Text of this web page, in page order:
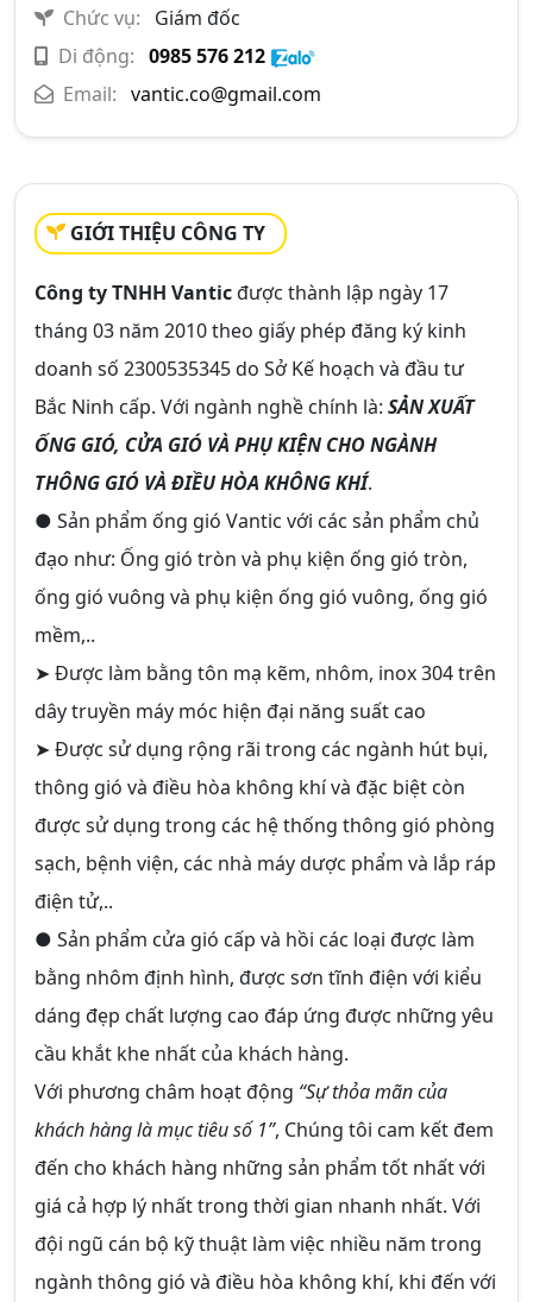
Chức vụ:
Giám đốc
Di động: 0985 576 212
Email: vantic.co@gmail.com
GIỚI THIỆU CÔNG TY
Công ty TNHH Vanticđược thành lập ngày 17
tháng 03 năm 2010 theo giấy phép đăng ký kinh
doanh số 2300535345 do Sở Kế hoạch và đầu tư
Bắc Ninh cấp. Với ngành nghề chính là: SẢN XUẤT
ỐNG GIÓ, CỬA GIÓ VÀ PHỤ KIỆN CHO NGÀNH
THÔNG GIÓ VÀ ĐIỀU HÒA KHÔNG KHÍ.
● Sản phẩm ống gió Vantic với các sản phẩm chủ
đạo như: Ống gió tròn và phụ kiện ống gió tròn,
ống gió vuông và phụ kiện ống gió vuông, ống gió
mềm,..
➤ Được làm bằng tôn mạ kẽm, nhôm, inox 304 trên
dây truyền máy móc hiện đại năng suất cao
➤ Được sử dụng rộng rãi trong các ngành hút bụi,
thông gió và điều hòa không khí và đặc biệt còn
được sử dụng trong các hệ thống thông gió phòng
sạch, bệnh viện, các nhà máy dược phẩm và lắp ráp
điện tử,..
● Sản phẩm cửa gió cấp và hồi các loại được làm
bằng nhôm định hình, được sơn tĩnh điện với kiểu
dáng đẹp chất lượng cao đáp ứng được những yêu
cầu khắt khe nhất của khách hàng.
Với phương châm hoạt động “Sự thỏa mãn của
khách hàng là mục tiêu số 1”, Chúng tôi cam kết đem
đến cho khách hàng những sản phẩm tốt nhất với
giá cả hợp lý nhất trong thời gian nhanh nhất. Với
đội ngũ cán bộ kỹ thuật làm việc nhiều năm trong
ngành thông gió và điều hòa không khí, khi đến với